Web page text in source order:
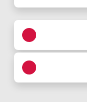
באינסטגרם